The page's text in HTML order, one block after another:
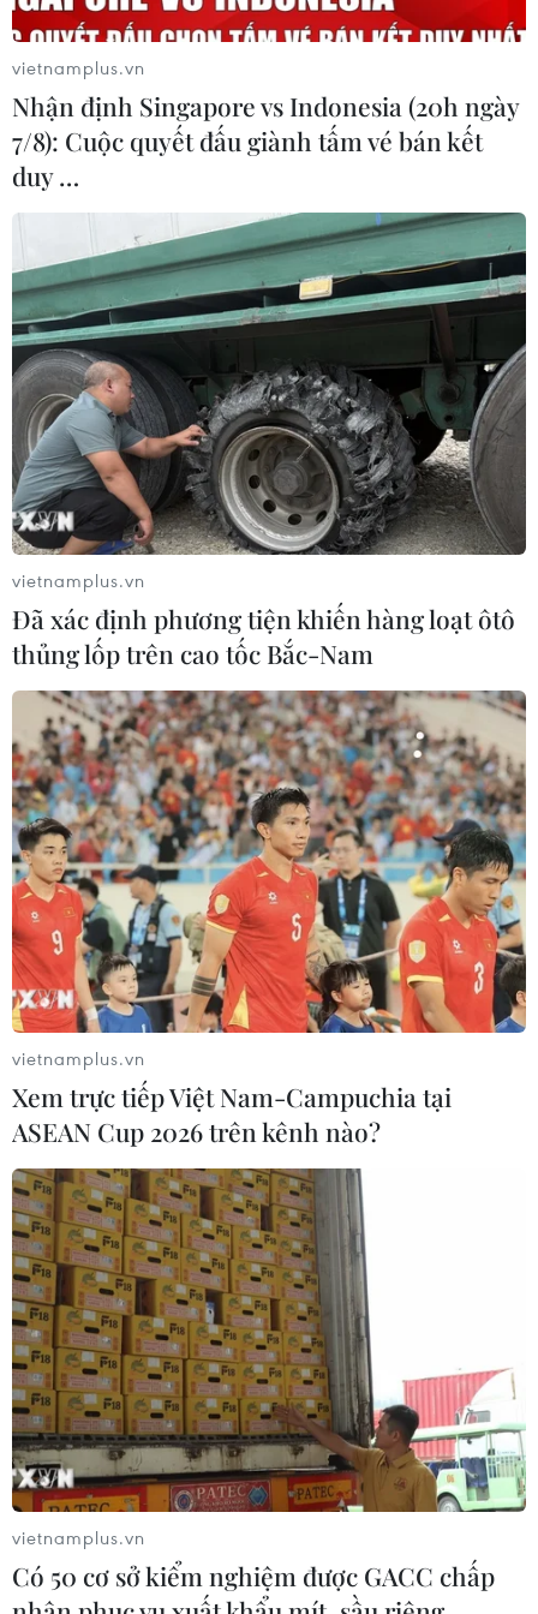
vietnamplus.vn
Nhận định Singapore vs Indonesia (20h ngày
7/8): Cuộc quyết đấu giành tấm vé bán kết
duy …
vietnamplus.vn
Đã xác định phương tiện khiến hàng loạt ôtô
thủng lốp trên cao tốc Bắc-Nam
vietnamplus.vn
Xem trực tiếp Việt Nam-Campuchia tại
ASEAN Cup 2026 trên kênh nào?
vietnamplus.vn
Có 50 cơ sở kiểm nghiệm được GACC chấp